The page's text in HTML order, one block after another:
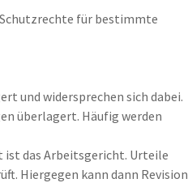
für bestimmte
und widersprechen sich dabei.
überlagert. Häufig werden
ist das Arbeitsgericht. Urteile
Hiergegen kann dann Revision